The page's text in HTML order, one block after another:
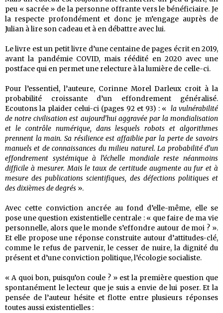
peu « sacrée » de la personne offrante vers le bénéficiaire. Je
la respecte profondément et donc je m’engage auprès de
Julian à lire son cadeau et à en débattre avec lui.
Le livre est un petit livre d’une centaine de pages écrit en 2019,
avant la pandémie COVID, mais réédité en 2020 avec une
postface qui en permet une relecture à la lumière de celle-ci.
Pour l’essentiel, l’auteure, Corinne Morel Darleux croit à la
probabilité croissante d’un effondrement généralisé.
Ecoutons la plaider celui-ci (pages 92 et 93) : « la vulnérabilité
de notre civilisation est aujourd’hui aggravée par la mondialisation
et le contrôle numérique, dans lesquels robots et algorithmes
prennent la main. Sa résilience est affaiblie par la perte de savoirs
manuels et de connaissances du milieu naturel. La probabilité d’un
effondrement systémique à l’échelle mondiale reste néanmoins
difficile à mesurer. Mais le taux de certitude augmente au fur et à
mesure des publications scientifiques, des défections politiques et
des dixièmes de degrés ».
Avec cette conviction ancrée au fond d’elle-même, elle se
pose une question existentielle centrale : « que faire de ma vie
personnelle, alors que le monde s’effondre autour de moi ? ».
Et elle propose une réponse construite autour d’attitudes-clé,
comme le refus de parvenir, le cesser de nuire, la dignité du
présent et d’une conviction politique, l’écologie socialiste.
« A quoi bon, puisqu’on coule ? » est la première question que
spontanément le lecteur que je suis a envie de lui poser. Et la
pensée de l’auteur hésite et flotte entre plusieurs réponses
toutes aussi existentielles :